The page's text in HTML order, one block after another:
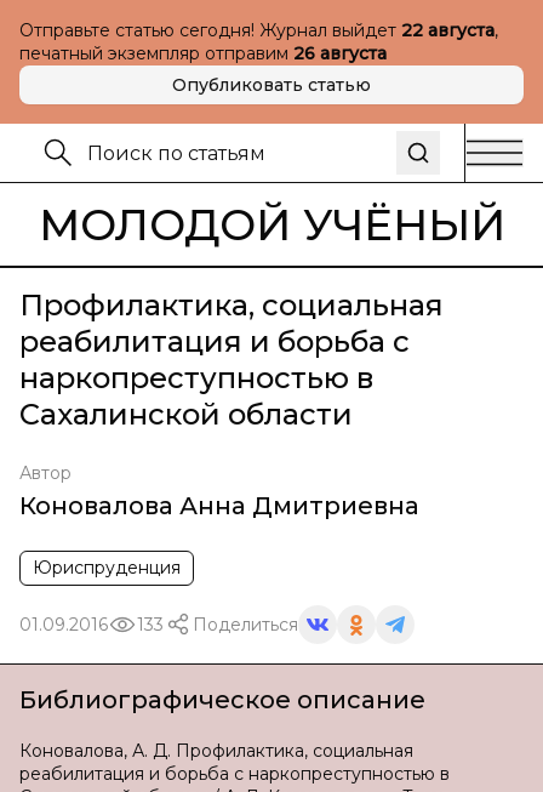
Отправьте статью сегодня! Журнал выйдет 22 августа,
печатный экземпляр отправим 26 августа
Опубликовать статью
МОЛОДОЙ УЧЁНЫЙ
Профилактика, социальная
реабилитация и борьба с
наркопреступностью в
Сахалинской области
Автор
Коновалова Анна Дмитриевна
Юриспруденция
01.09.2016 133 Поделиться
Библиографическое описание
Коновалова, А. Д. Профилактика, социальная
реабилитация и борьба с наркопреступностью в